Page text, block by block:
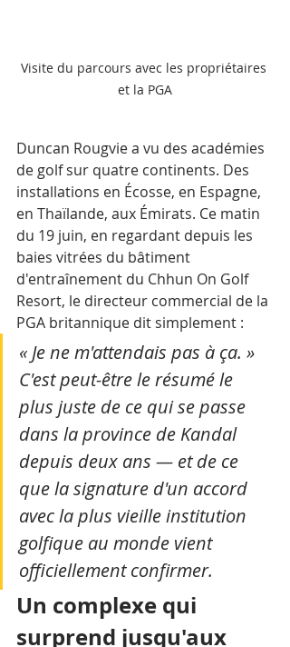
Visite du parcours avec les propriétaires
et la PGA
Duncan Rougvie a vu des académies
de golf sur quatre continents. Des
installations en Écosse, en Espagne,
en Thaïlande, aux Émirats. Ce matin
du 19 juin, en regardant depuis les
baies vitrées du bâtiment
d'entraînement du Chhun On Golf
Resort, le directeur commercial de la
PGA britannique dit simplement :
« Je ne m'attendais pas à ça. »
C'est peut-être le résumé le
plus juste de ce qui se passe
dans la province de Kandal
depuis deux ans — et de ce
que la signature d'un accord
avec la plus vieille institution
golfique au monde vient
officiellement confirmer.
Un complexe qui
surprend jusqu'aux